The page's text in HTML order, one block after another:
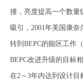
撞，亮度提高一个数量
吸引，2001年美国康
转到BEPC的能区工作
BEPC改进升级的目标
在2～3年内达到设计目